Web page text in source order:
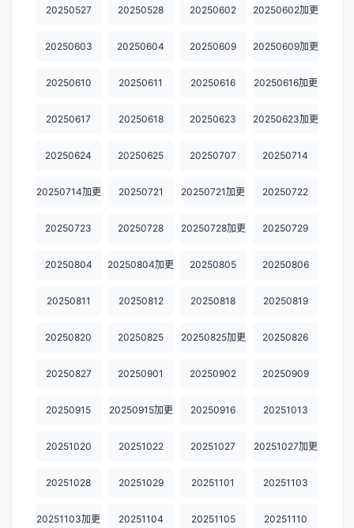
20250527 20250528 20250602 20250602加更
20250603 20250604 20250609 20250609加更
20250610 20250611 20250616 20250616加更
20250617 20250618 20250623 20250623加更
20250624 20250625 20250707 20250714
20250714加更 20250721 20250721加更 20250722
20250723 20250728 20250728加更 20250729
20250804 20250804加更 20250805 20250806
20250811 20250812 20250818 20250819
20250820 20250825 20250825加更 20250826
20250827 20250901 20250902 20250909
20250915 20250915加更 20250916 20251013
20251020 20251022 20251027 20251027加更
20251028 20251029 20251101 20251103
20251103加更 20251104 20251105 20251110